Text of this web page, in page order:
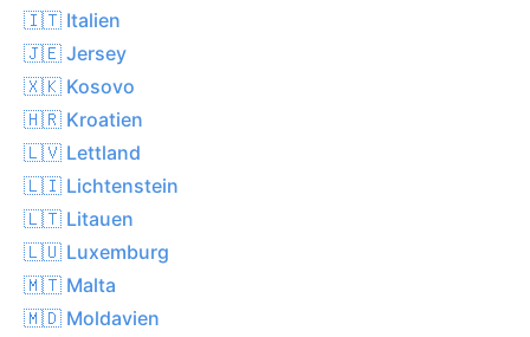
🇮🇹 Italien
🇯🇪 Jersey
🇽🇰 Kosovo
🇭🇷 Kroatien
🇱🇻 Lettland
🇱🇮 Lichtenstein
🇱🇹 Litauen
🇱🇺 Luxemburg
🇲🇹 Malta
🇲🇩 Moldavien